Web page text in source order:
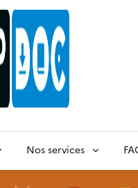
Nos services